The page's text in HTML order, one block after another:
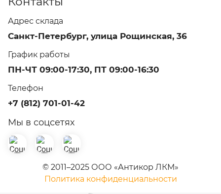
Адрес склада
Санкт-Петербург, улица Рощинская, 36
График работы
ПН-ЧТ 09:00-17:30, ПТ 09:00-16:30
Телефон
+7 (812) 701-01-42
Мы в соцсетях
© 2011–2025 ООО «Антикор ЛКМ»
Политика конфиденциальности